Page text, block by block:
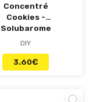
Concentré
Cookies -
Solubarome
DIY
3.60€